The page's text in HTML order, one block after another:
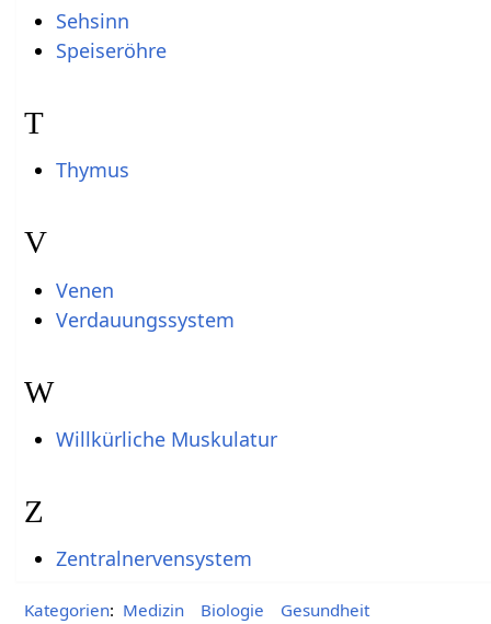
Sehsinn
Speiseröhre
T
Thymus
V
Venen
Verdauungssystem
W
Willkürliche Muskulatur
Z
Zentralnervensystem
Kategorien: Medizin Biologie Gesundheit